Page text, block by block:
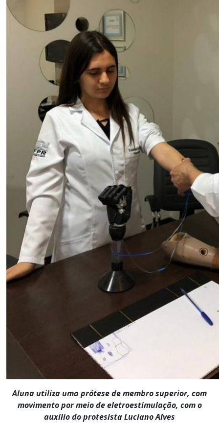
Aluna utiliza uma prótese de membro superior, com
movimento por meio de eletroestimulação, com o
auxílio do protesista Luciano Alves